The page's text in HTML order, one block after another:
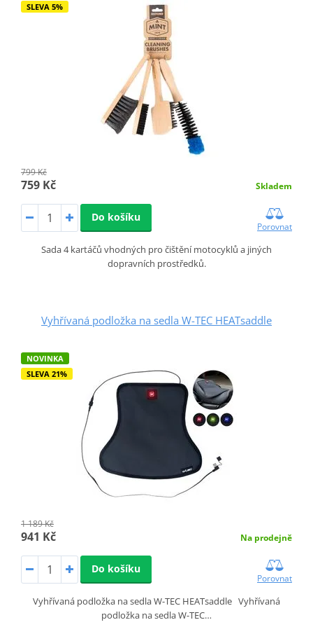
SLEVA 5%
799 Kč
759 Kč Skladem
Do košíku
Porovnat
Sada 4 kartáčů vhodných pro čištění motocyklů a jiných
dopravních prostředků.
Vyhřívaná podložka na sedla W-TEC HEATsaddle
NOVINKA
SLEVA 21%
1 189 Kč
941 Kč Na prodejně
Do košíku
Porovnat
Vyhřívaná podložka na sedla W-TEC HEATsaddle Vyhřívaná
podložka na sedla W-TEC…